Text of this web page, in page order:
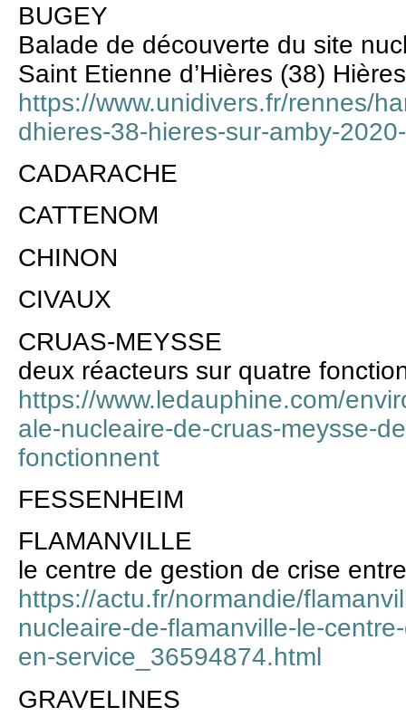
BUGEY
Balade de découverte du site
Saint Etienne d’Hières (38)
https://www.unidivers.fr/rennes/
dhieres-38-hieres-sur-amby-
CADARACHE
CATTENOM
CHINON
CIVAUX
CRUAS-MEYSSE
deux réacteurs sur quatre
https://www.ledauphine.com/
ale-nucleaire-de-cruas-meysse-
fonctionnent
FESSENHEIM
FLAMANVILLE
le centre de gestion de crise
https://actu.fr/normandie/
nucleaire-de-flamanville-le-
en-service_36594874.html
GRAVELINES